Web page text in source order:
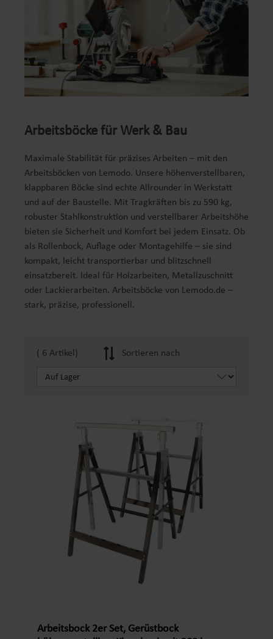
Arbeitsböcke für Werk & Bau
Maximale Stabilität für präzises Arbeiten – mit den
Arbeitsböcken von Lemodo. Unsere höhenverstellbaren,
klappbaren Böcke sind echte Allrounder in Werkstatt
und auf der Baustelle. Mit Tragkräften bis zu 590 kg,
robuster Stahlkonstruktion und verstellbarer Arbeitshöhe
bieten sie Sicherheit und Komfort bei jedem Einsatz. Ob
als Rollenbock, Auflage oder Montagehilfe – sie sind
kompakt, leicht transportierbar und blitzschnell
einsatzbereit. Ideal für Holzarbeiten, Metallzuschnitt
oder Lackierarbeiten. Arbeitsböcke von Lemodo.de –
stark, präzise, professionell.
( 6 Artikel) Sortieren nach
Arbeitsbock 2er Set, Gerüstbock